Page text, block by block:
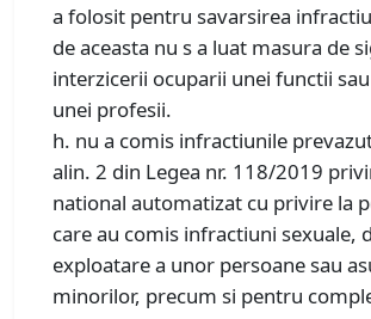
a folosit pentru savarsirea
de aceasta nu s a luat masura de
interzicerii ocuparii unei functii
unei profesii.
h. nu a comis infractiunile
alin. 2 din Legea nr. 118/2019
national automatizat cu privire la
care au comis infractiuni sexuale,
exploatare a unor persoane sau
minorilor, precum si pentru